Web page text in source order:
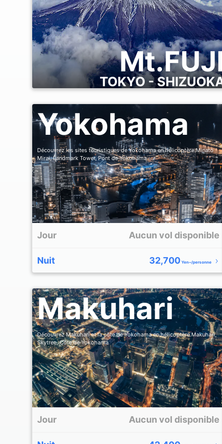
TOKYO -
Yokohama
Découvrez les sites touristiques de Yokohama en hélicoptère.Minato
Mirai, Landmark Tower, Pont de Yokohama
Jour Aucun vol disponible
Nuit 32,700 Yen~/personne
Makuhari
Découvrez Makuhari et la côte de Yokohama en hélicoptère.Makuhari,
Skytree, Côte de Yokohama
Jour Aucun vol disponible